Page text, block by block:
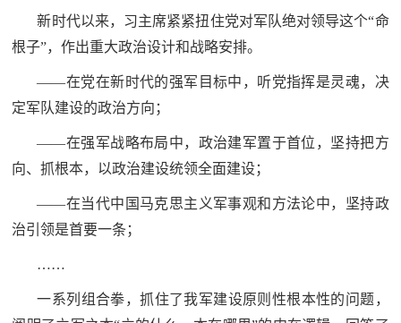
务
退
军
服
务
文
化
防
红
色
新时代以来，习主席紧紧扭住党对军队绝对领导这个“命
根子”，作出重大政治设计和战略安排。
——在党在新时代的强军目标中，听党指挥是灵魂，决
定军队建设的政治方向；
——在强军战略布局中，政治建军置于首位，坚持把方
向、抓根本，以政治建设统领全面建设；
——在当代中国马克思主义军事观和方法论中，坚持政
治引领是首要一条；
……
一系列组合拳，抓住了我军建设原则性根本性的问题，